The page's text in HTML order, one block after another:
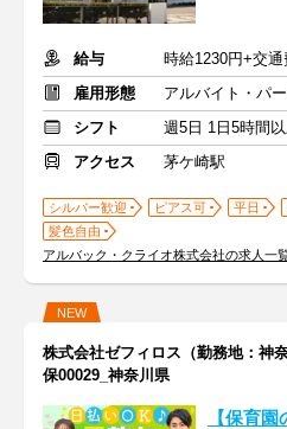
給与
時給1230円+交通
雇用形態
アルバイト・パー
シフト
週5日 1日5時間
アクセス
茅ケ崎駅
シルバー歓迎 ピアス可 平日
髪色自由
アルバック・クライオ株式会社の求人一
NEW
株式会社ゼフィロス（勤務地：神
保00029_神奈川県
【保育